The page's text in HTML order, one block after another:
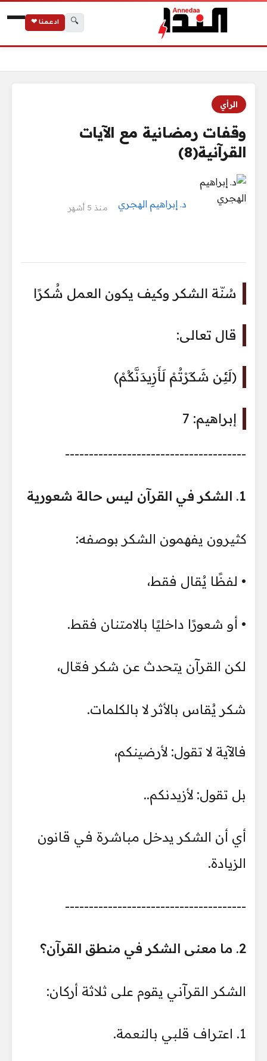
🔍 ادعمنا ❤
الرأي
وقفات رمضانية مع الآيات
القرآنية(8)
د. إبراهيم الهجري منذ 5 أشهر
سُنّة الشكر وكيف يكون العمل شُكرًا
قال تعالى:
﴿لَئِن شَكَرْتُمْ لَأَزِيدَنَّكُمْ﴾
إبراهيم: 7
--------------------------------------
1. الشكر في القرآن ليس حالة شعورية
كثيرون يفهمون الشكر بوصفه:
• لفظًا يُقال فقط،
• أو شعورًا داخليًا بالامتنان فقط.
لكن القرآن يتحدث عن شكر فعّال،
شكر يُقاس بالأثر لا بالكلمات.
فالآية لا تقول: لأرضينكم،
بل تقول: لأزيدنكم..
أي أن الشكر يدخل مباشرة في قانون
الزيادة.
--------------------------------------
2. ما معنى الشكر في منطق القرآن؟
الشكر القرآني يقوم على ثلاثة أركان:
1. اعتراف قلبي بالنعمة.